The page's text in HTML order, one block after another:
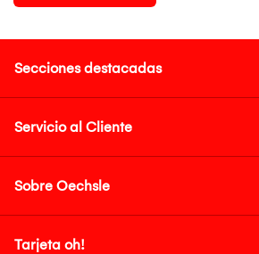
Secciones destacadas
Servicio al Cliente
Sobre Oechsle
Tarjeta oh!